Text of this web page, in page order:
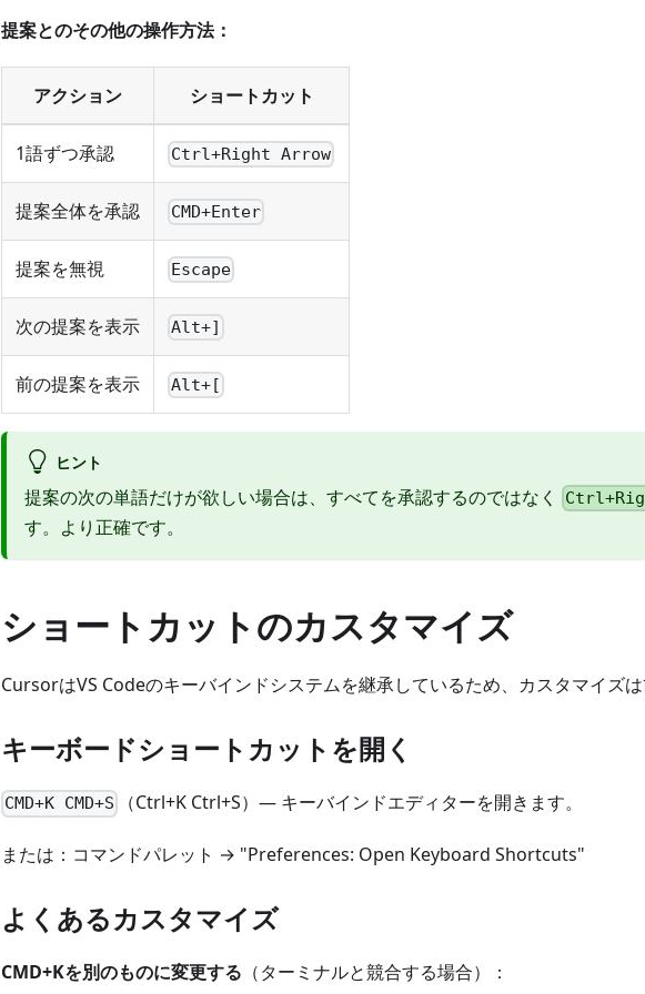
提案とのその他の操作方法：
アクション ショートカット
1語ずつ承認 Ctrl+Right Arrow
提案全体を承認 CMD+Enter
提案を無視 Escape
次の提案を表示 Alt+]
前の提案を表示 Alt+[
ヒント
提案の次の単語だけが欲しい場合は、すべてを承認するのではなく
す。より正確です。
ショートカットのカスタマイズ
CursorはVS Codeのキーバインドシステムを継承しているため、カスタマイズ
キーボードショートカットを開く
CMD+K CMD+S （Ctrl+K Ctrl+S）— キーバインドエディターを開きます。
または：コマンドパレット → "Preferences: Open Keyboard Shortcuts"
よくあるカスタマイズ
CMD+Kを別のものに変更する （ターミナルと競合する場合）：